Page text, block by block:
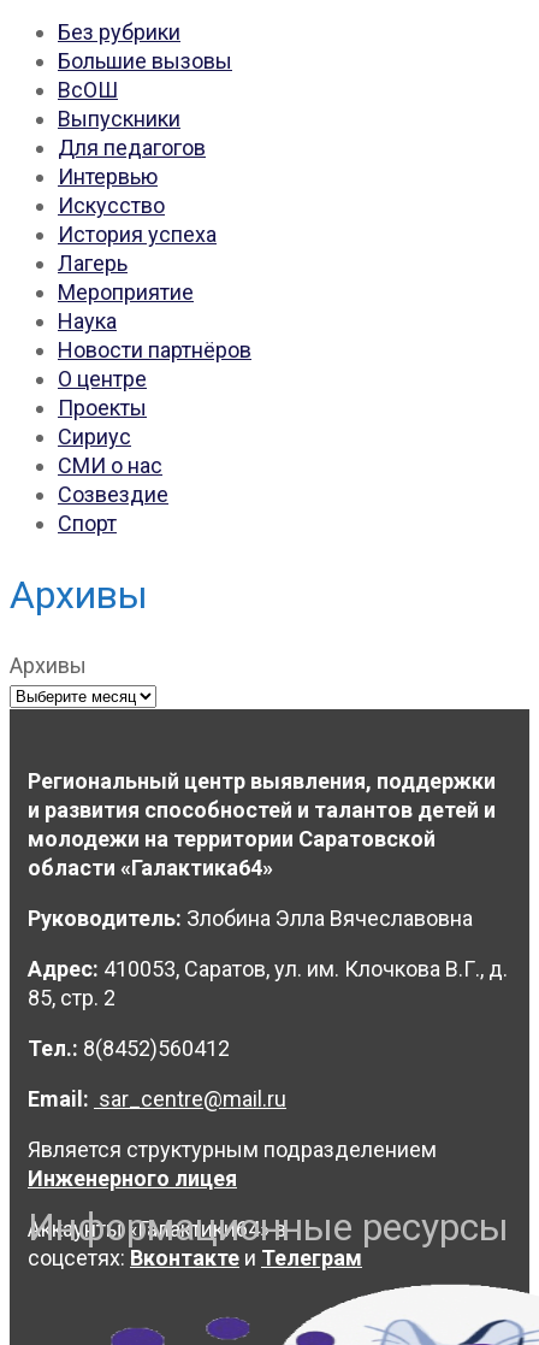
Без рубрики
Большие вызовы
ВсОШ
Выпускники
Для педагогов
Интервью
Искусство
История успеха
Лагерь
Мероприятие
Наука
Новости партнёров
О центре
Проекты
Сириус
СМИ о нас
Созвездие
Спорт
Архивы
Архивы
Региональный центр выявления, поддержки
и развития способностей и талантов детей и
молодежи на территории Саратовской
области «Галактика64»
Руководитель: Злобина Элла Вячеславовна
Адрес: 410053, Саратов, ул. им. Клочкова В.Г., д.
85, стр. 2
Тел.: 8(8452)560412
Email: sar_centre@mail.ru
Является структурным подразделением
Инженерного лицея
Аккаунты «Галактики64» в
соцсетях: Вконтакте и Телеграм
Информационные ресурсы